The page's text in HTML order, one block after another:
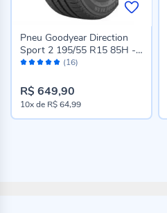
Avaliação: (16)
Pneu Goodyear Direction
Sport 2 195/55 R15 85H -
Preto
R$ 649,90
10xde R$ 64,99